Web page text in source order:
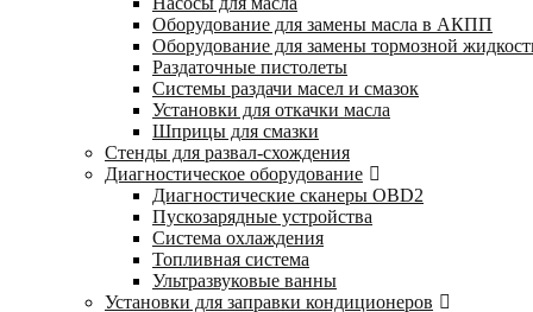
Оборудование для замены масла в АКПП
Оборудование для замены тормозной
Раздаточные пистолеты
Системы раздачи масел и смазок
Установки для откачки масла
Шприцы для смазки
Стенды для развал-схождения
Диагностическое оборудование
Диагностические сканеры OBD2
Пускозарядные устройства
Система охлаждения
Топливная система
Ультразвуковые ванны
Установки для заправки кондиционеров